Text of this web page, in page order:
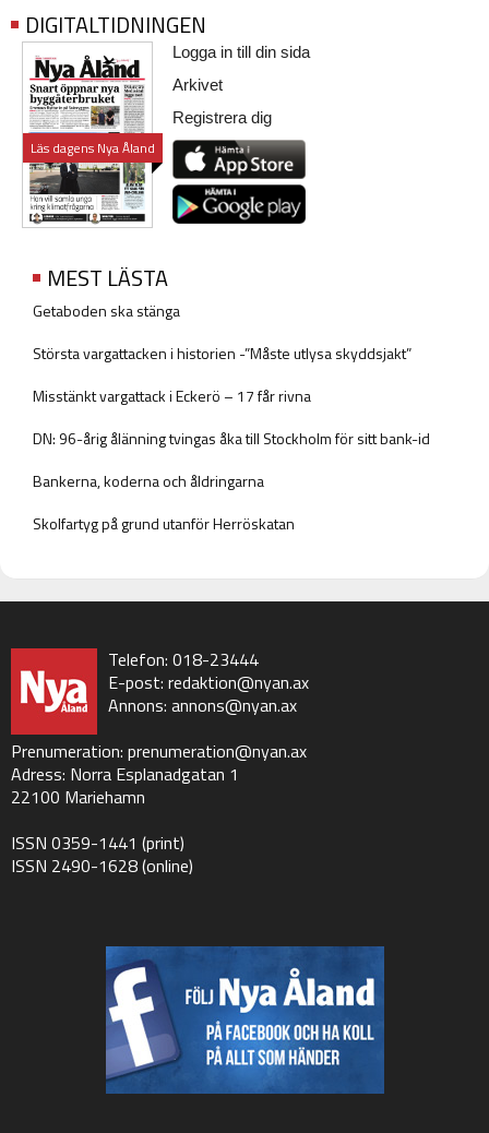
DIGITALTIDNINGEN
Läs dagens Nya Åland
Logga in till din sida
Arkivet
Registrera dig
MEST LÄSTA
Getaboden ska stänga
Största vargattacken i historien -”Måste utlysa skyddsjakt”
Misstänkt vargattack i Eckerö – 17 får rivna
DN: 96-årig ålänning tvingas åka till Stockholm för sitt bank-id
Bankerna, koderna och åldringarna
Skolfartyg på grund utanför Herröskatan
Telefon: 018-23444
E-post: redaktion@nyan.ax
Annons: annons@nyan.ax
Prenumeration: prenumeration@nyan.ax
Adress: Norra Esplanadgatan 1
22100 Mariehamn
ISSN 0359-1441 (print)
ISSN 2490-1628 (online)